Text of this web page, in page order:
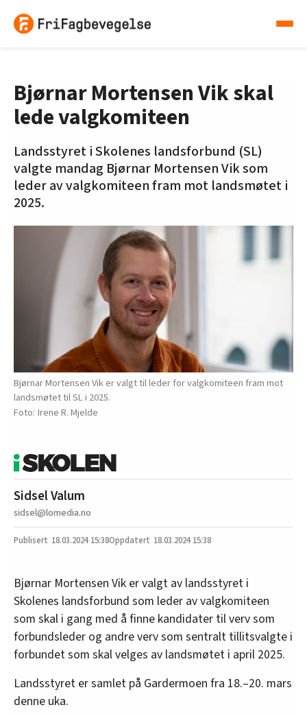
Bjørnar Mortensen Vik skal
lede valgkomiteen
Landsstyret i Skolenes landsforbund (SL)
valgte mandag Bjørnar Mortensen Vik som
leder av valgkomiteen fram mot landsmøtet i
2025.
Bjørnar Mortensen Vik er valgt til leder for valgkomiteen fram mot
landsmøtet til SL i 2025.
Irene R. Mjelde
Sidsel Valum
sidsel@lomedia.no
18.03.2024 15:38 18.03.2024 15:38
Bjørnar Mortensen Vik er valgt av landsstyret i
Skolenes landsforbund som leder av valgkomiteen
som skal i gang med å finne kandidater til verv som
forbundsleder og andre verv som sentralt tillitsvalgte i
forbundet som skal velges av landsmøtet i april 2025.
Landsstyret er samlet på Gardermoen fra 18.–20. mars
denne uka.